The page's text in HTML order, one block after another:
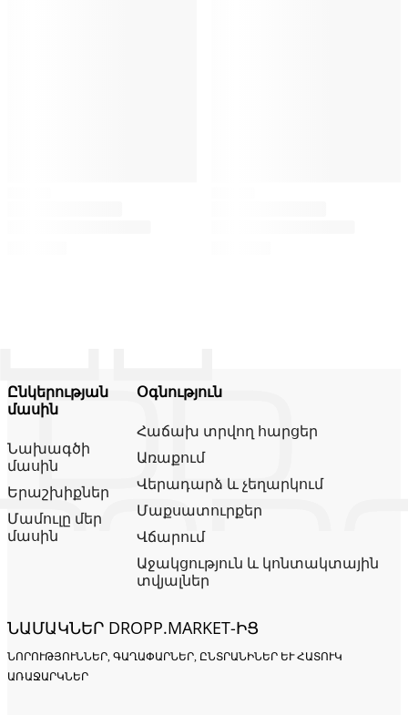
Ընկերության
մասին
Նախագծի
մասին
Երաշխիքներ
Մամուլը մեր
մասին
Օգնություն
Հաճախ տրվող հարցեր
Առաքում
Վերադարձ և չեղարկում
Մաքսատուրքեր
Վճարում
Աջակցություն և կոնտակտային
տվյալներ
ՆԱՄԱԿՆԵՐ DROPP.MARKET-ԻՑ
ՆՈՐՈՒԹՅՈՒՆՆԵՐ, ԳԱՂԱՓԱՐՆԵՐ, ԸՆՏՐԱՆԻՆԵՐ ԵՒ ՀԱՏՈՒԿ Ա
ՌԱՋԱՐԿՆԵՐ